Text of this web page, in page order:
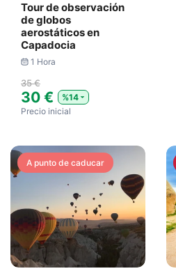
Tour de observación
de globos
aerostáticos en
Capadocia
1 Hora
35 €
30 €
%14
Precio inicial
A punto de caducar